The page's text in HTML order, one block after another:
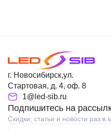
г. Новосибирск,ул.
Стартовая, д. 4, оф. 8
1@led-sib.ru
Подпишитесь на
Скидки, статьи и новости раз в